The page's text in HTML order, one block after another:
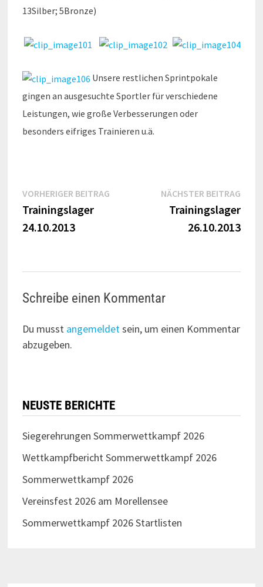
13Silber; 5Bronze)
Unsere restlichen Sprintpokale
gingen an ausgesuchte Sportler für verschiedene
Leistungen, wie große Verbesserungen oder
besonders eifriges Trainieren u.ä.
Beitragsnavigation
VORHERIGER BEITRAGVorheriger
Trainingslager
24.10.2013
NÄCHSTER BEITRAG
Trainingslager
26.10.2013
Schreibe einen Kommentar
Du musst angemeldetsein, um einen Kommentar
abzugeben.
NEUSTE BERICHTE
Siegerehrungen Sommerwettkampf 2026
Wettkampfbericht Sommerwettkampf 2026
Sommerwettkampf 2026
Vereinsfest 2026 am Morellensee
Sommerwettkampf 2026 Startlisten